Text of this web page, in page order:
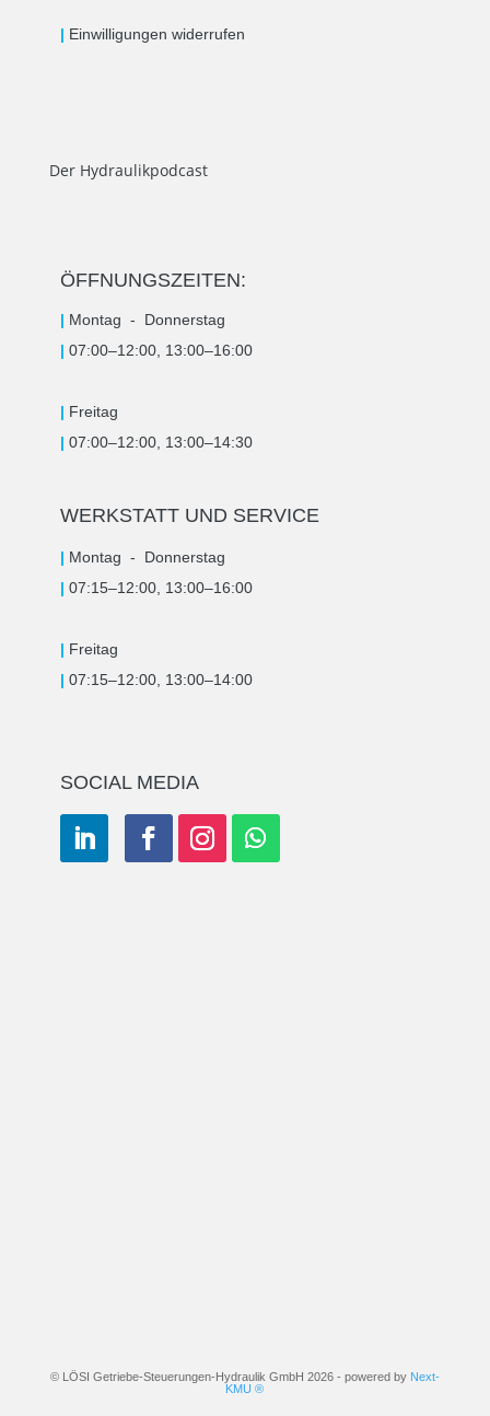
| Einwilligungen widerrufen
Der Hydraulikpodcast
ÖFFNUNGSZEITEN:
| Montag -
Donnerstag
| 07:00–12:00, 13:00–16:00
| Freitag
| 07:00–12:00, 13:00–14:30
WERKSTATT UND SERVICE
| Montag -
Donnerstag
| 07:15–12:00, 13:00–16:00
| Freitag
| 07:15–12:00, 13:00–14:00
SOCIAL MEDIA
© LÖSI Getriebe-Steuerungen-Hydraulik GmbH 2026 - powered by Next-
KMU ®